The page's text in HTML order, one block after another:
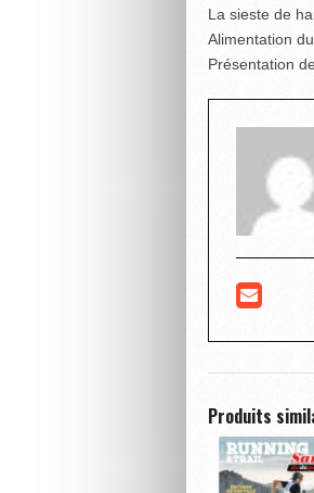
La sieste de
Alimentation
Présentation
Produits